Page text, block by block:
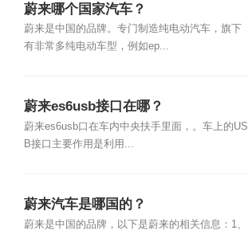
蔚来哪个国家汽车？
蔚来是中国的品牌。专门制造纯电动汽车，旗下
有非常多纯电动车型，例如ep...
蔚来es6usb接口在哪？
蔚来es6usb口在车内中央扶手里面，。车上的US
B接口主要作用是利用...
蔚来汽车是哪国的？
蔚来是中国的品牌，以下是蔚来的相关信息：1、